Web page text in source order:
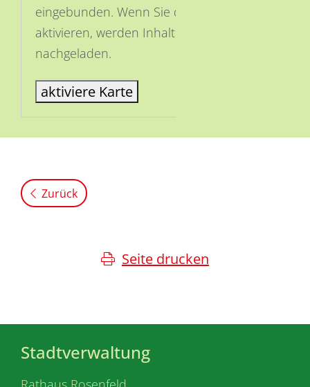
eingebunden. Wenn Sie die Karte
aktivieren, werden Inhalte von OSM
nachgeladen.
aktiviere Karte
Zurück
Seite drucken
Stadtverwaltung